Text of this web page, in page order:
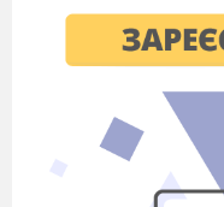
Звучить пісня
Гра оббіжи
Зима:Діти
пісні але
інших дітей